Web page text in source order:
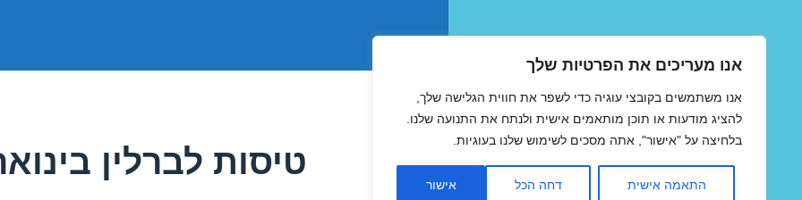
אנו מעריכים את הפרטיות שלך
אנו משתמשים בקובצי עוגיה כדי לשפר את חווית הגלישה שלך,
להציג מודעות או תוכן מותאמים אישית ולנתח את התנועה שלנו.
בלחיצה על "אישור", אתה מסכים לשימוש שלנו בעוגיות.
התאמה אישית דחה הכל אישור
MegaFlights טיסות מוזלות
טיסות לברלין בינואר 05/01/